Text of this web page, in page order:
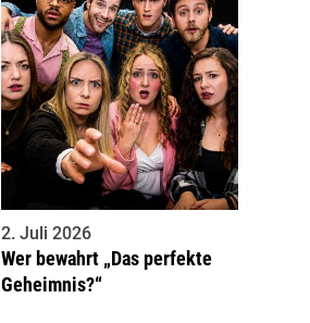
2. Juli 2026
Wer bewahrt „Das perfekte
Geheimnis?“